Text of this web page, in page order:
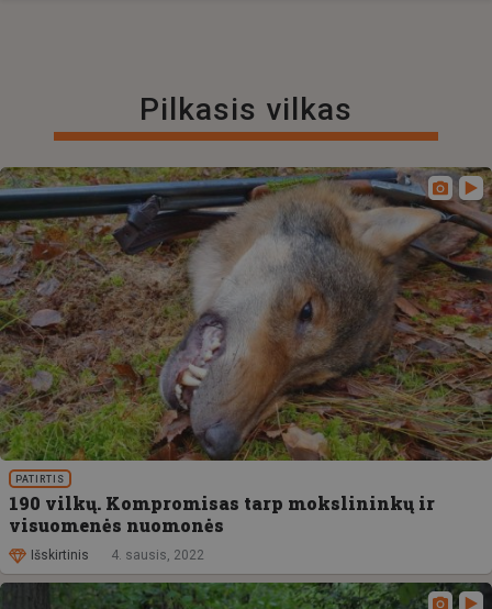
Pilkasis vilkas
PATIRTIS
190 vilkų. Kompromisas tarp mokslininkų ir
visuomenės nuomonės
Išskirtinis 4. sausis, 2022